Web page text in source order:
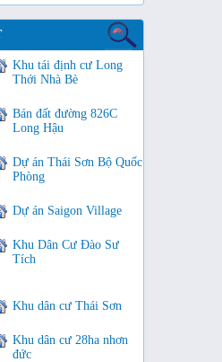
Khu tái định cư Long
Thới Nhà Bè
Bán đất đường 826C
Long Hậu
Dự án Thái Sơn Bộ Quốc
Phòng
Dự án Saigon Village
Khu Dân Cư Đào Sư
Tích
Khu dân cư Thái Sơn
Khu dân cư 28ha nhơn
đức